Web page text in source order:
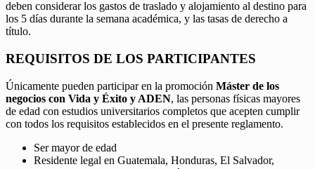
deben considerar los gastos de traslado y alojamiento al destino para
los 5 días durante la semana académica, y las tasas de derecho a
título.
REQUISITOS DE LOS PARTICIPANTES
Únicamente pueden participar en la promoción Máster de los
negocios con Vida y Éxito y ADEN, las personas físicas mayores
de edad con estudios universitarios completos que acepten cumplir
con todos los requisitos establecidos en el presente reglamento.
Ser mayor de edad
Residente legal en Guatemala, Honduras, El Salvador,